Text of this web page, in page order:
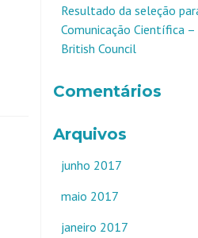
Resultado da seleção
Comunicação Científica
British Council
Comentários
Arquivos
junho 2017
maio 2017
janeiro 2017